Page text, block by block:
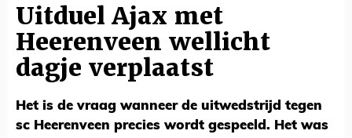
Uitduel Ajax met
Heerenveen wellicht
dagje verplaatst
Het is de vraag wanneer de uitwedstrijd tegen
sc Heerenveen precies wordt gespeeld. Het was